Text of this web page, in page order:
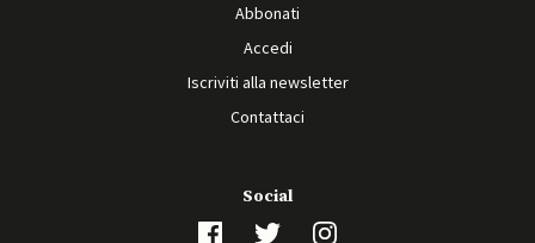
Abbonati
Accedi
Iscriviti alla newsletter
Contattaci
Social